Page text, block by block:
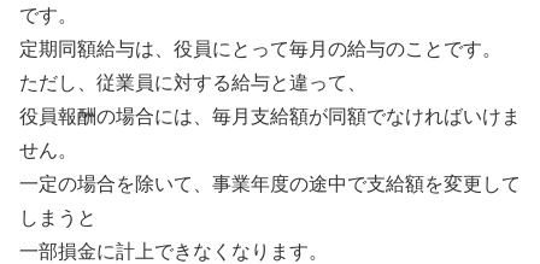
です。
定期同額給与は、役員にとって毎月の給与のことです。
ただし、従業員に対する給与と違って、
役員報酬の場合には、毎月支給額が同額でなければいけま
せん。
一定の場合を除いて、事業年度の途中で支給額を変更して
しまうと
一部損金に計上できなくなります。